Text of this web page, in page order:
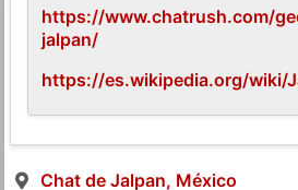
https://www.chatrush.com/
jalpan/
https://es.wikipedia.org/wiki/
Chat de Jalpan, México